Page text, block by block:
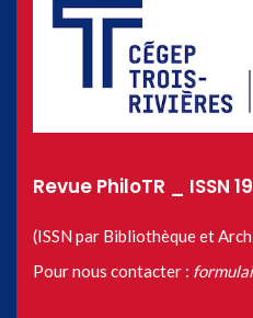
Revue PhiloTR _ ISSN
(ISSN par Bibliothèque et
Pour nous contacter :